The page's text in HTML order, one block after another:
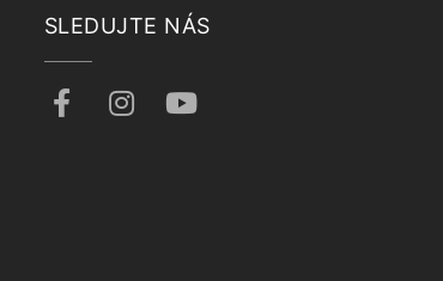
SLEDUJTE NÁS